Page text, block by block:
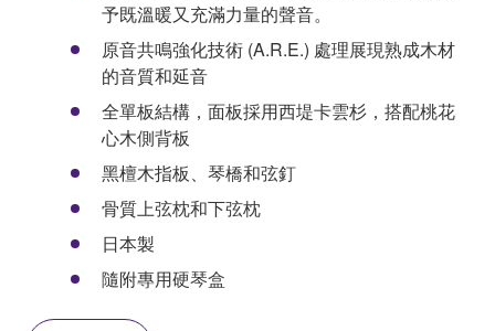
予既溫暖又充滿力量的聲音。
原音共鳴強化技術 (A.R.E.) 處理展現熟成木材
的音質和延音
全單板結構，面板採用西堤卡雲杉，搭配桃花
心木側背板
黑檀木指板、琴橋和弦釘
骨質上弦枕和下弦枕
日本製
隨附專用硬琴盒